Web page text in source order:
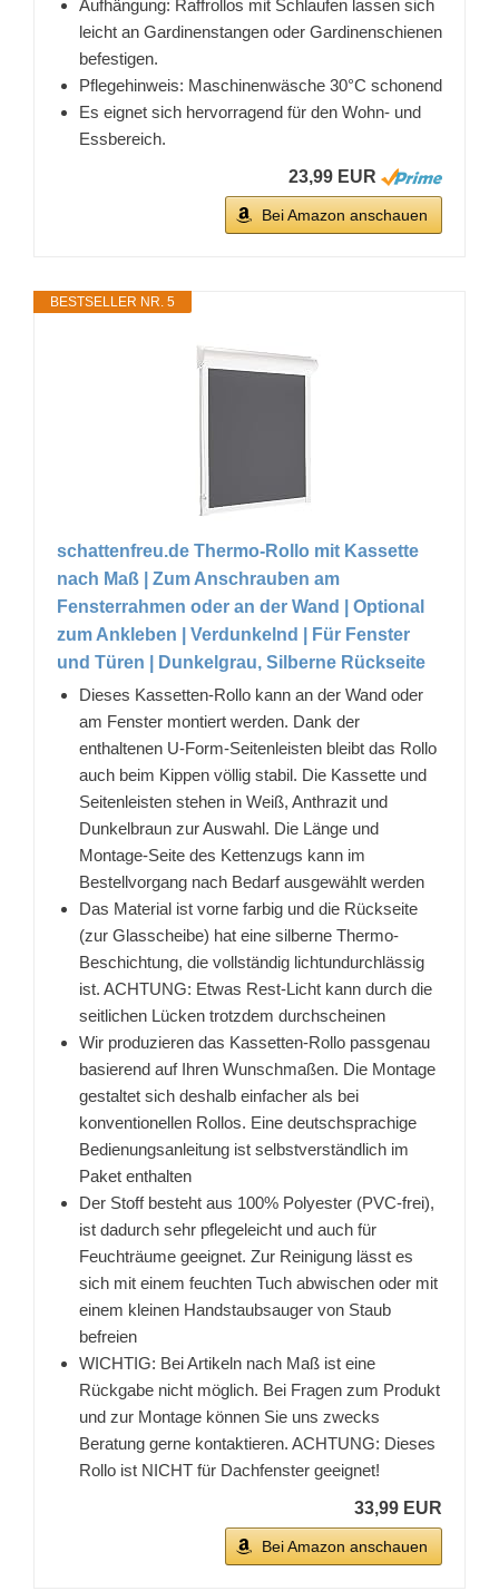
Aufhängung: Raffrollos mit Schlaufen lassen sich
leicht an Gardinenstangen oder Gardinenschienen
befestigen.
Pflegehinweis: Maschinenwäsche 30°C schonend
Es eignet sich hervorragend für den Wohn- und
Essbereich.
23,99 EUR
Bei Amazon anschauen
BESTSELLER NR. 5
schattenfreu.de Thermo-Rollo mit Kassette
nach Maß | Zum Anschrauben am
Fensterrahmen oder an der Wand | Optional
zum Ankleben | Verdunkelnd | Für Fenster
und Türen | Dunkelgrau, Silberne Rückseite
Dieses Kassetten-Rollo kann an der Wand oder
am Fenster montiert werden. Dank der
enthaltenen U-Form-Seitenleisten bleibt das Rollo
auch beim Kippen völlig stabil. Die Kassette und
Seitenleisten stehen in Weiß, Anthrazit und
Dunkelbraun zur Auswahl. Die Länge und
Montage-Seite des Kettenzugs kann im
Bestellvorgang nach Bedarf ausgewählt werden
Das Material ist vorne farbig und die Rückseite
(zur Glasscheibe) hat eine silberne Thermo-
Beschichtung, die vollständig lichtundurchlässig
ist. ACHTUNG: Etwas Rest-Licht kann durch die
seitlichen Lücken trotzdem durchscheinen
Wir produzieren das Kassetten-Rollo passgenau
basierend auf Ihren Wunschmaßen. Die Montage
gestaltet sich deshalb einfacher als bei
konventionellen Rollos. Eine deutschsprachige
Bedienungsanleitung ist selbstverständlich im
Paket enthalten
Der Stoff besteht aus 100% Polyester (PVC-frei),
ist dadurch sehr pflegeleicht und auch für
Feuchträume geeignet. Zur Reinigung lässt es
sich mit einem feuchten Tuch abwischen oder mit
einem kleinen Handstaubsauger von Staub
befreien
WICHTIG: Bei Artikeln nach Maß ist eine
Rückgabe nicht möglich. Bei Fragen zum Produkt
und zur Montage können Sie uns zwecks
Beratung gerne kontaktieren. ACHTUNG: Dieses
Rollo ist NICHT für Dachfenster geeignet!
33,99 EUR
Bei Amazon anschauen